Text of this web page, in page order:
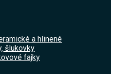
a hlinené
šlukovky
fajky